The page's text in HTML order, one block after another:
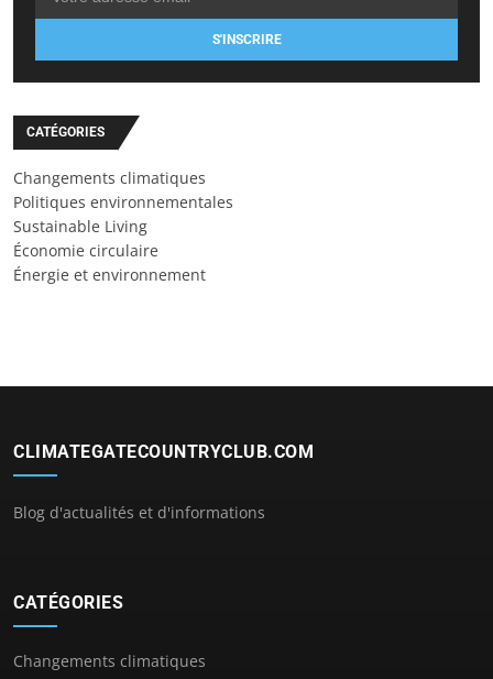
S'INSCRIRE
CATÉGORIES
Changements climatiques
Politiques environnementales
Sustainable Living
Économie circulaire
Énergie et environnement
CLIMATEGATECOUNTRYCLUB.COM
Blog d'actualités et d'informations
CATÉGORIES
Changements climatiques